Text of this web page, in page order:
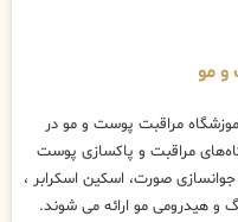
و مو
مراقبت پوست و مو در
مراقبت و پاکسازی پوست
صورت، اسکین اسکرابر ،
و هیدرومی مو ارائه می شوند.